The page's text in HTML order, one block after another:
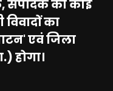
संपादक की कोई
का
एवं जिला
होगा।